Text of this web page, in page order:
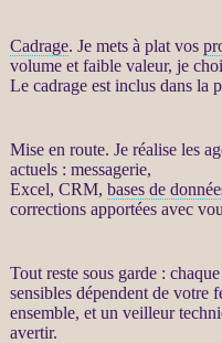
Cadrage. Je mets à plat vos
volume et faible valeur, je
Le cadrageest inclus dans la
Mise en route. Je réalise les
actuels : messagerie,
Excel, CRM, bases de
corrections apportées avec
Tout reste sous garde : chaque
sensibles dépendent de votre
ensemble, et un veilleur
avertir.